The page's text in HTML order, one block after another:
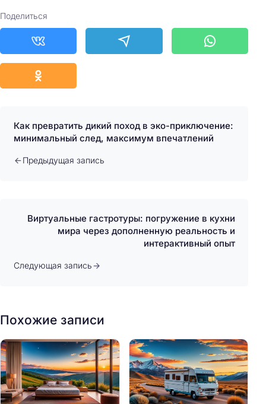
Поделиться
Как превратить дикий поход в эко-приключение:
минимальный след, максимум впечатлений
Предыдущая запись
Виртуальные гастротуры: погружение в кухни
мира через дополненную реальность и
интерактивный опыт
Следующая запись
Похожие записи